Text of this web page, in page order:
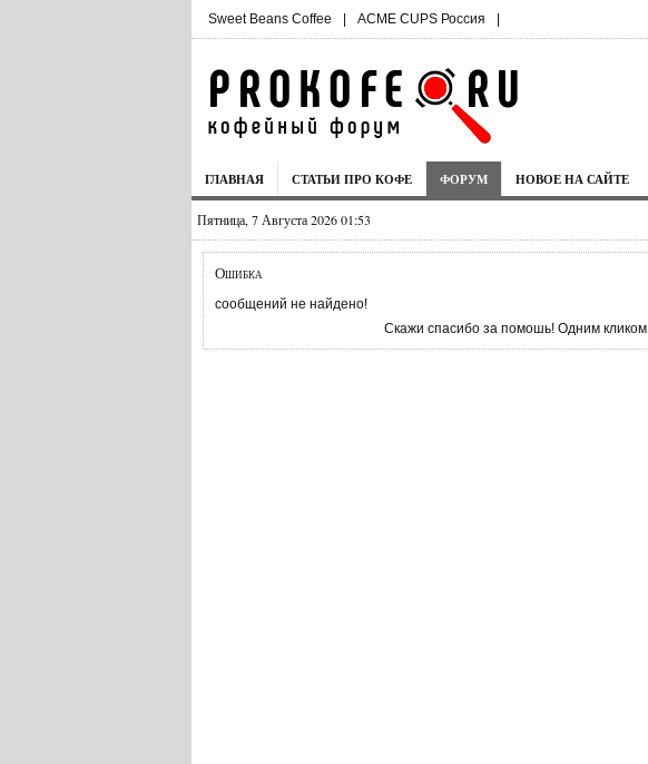
Sweet Beans Coffee | ACME CUPS Россия |
ГЛАВНАЯ СТАТЬИ ПРО КОФЕ ФОРУМ НОВОЕ НА САЙТЕ
Пятница, 7 Августа 2026 01:53
Ошибка
сообщений не найдено!
Скажи спасибо за помошь! Одним кликом.